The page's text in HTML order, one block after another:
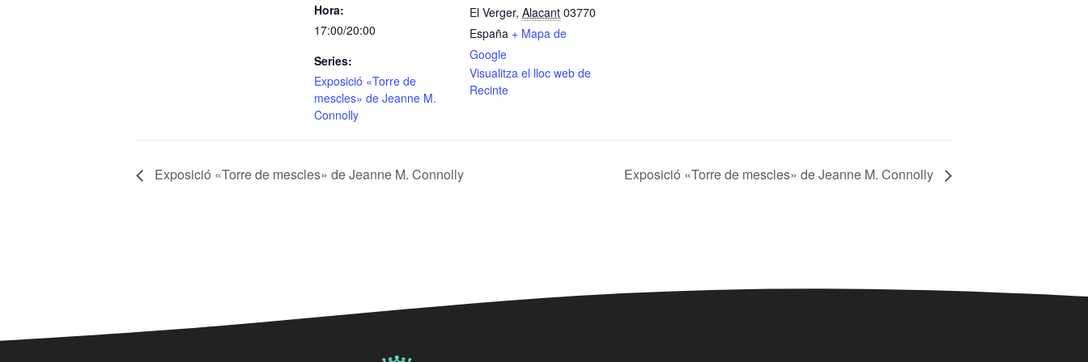
Hora:
17:00/20:00
Series:
Exposició «Torre de
mescles» de Jeanne M.
Connolly
El Verger, Alacant 03770
España + Mapa de
Google
Visualitza el lloc web de
Recinte
Exposició «Torre de mescles» de Jeanne M. Connolly Exposició «Torre de mescles» de Jeanne M. Connolly